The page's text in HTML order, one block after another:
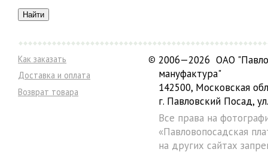
Как заказать
Доставка и оплата
Возврат товара
© 2006—2026 ОАО
мануфактура"
142500, Московская
г. Павловский Посад,
Все права на
«Павловопосадская
на других сайтах